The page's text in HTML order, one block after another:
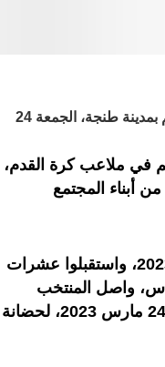
حرص لاعبو المنتخب الوطني المغربي لكرة القدم لكرة القدم، خلال حلولهم بمدينة طنجة، الجمعة 24
في ملاعب كرة القدم،
أبناء المجتمع
وبعد أن زاروا نزلاء السجن المحلي بمدينة سلا، الثلاثاء 21 مارس 2023، واستقبلوا عشرات
واصل المنتخب
الوطني تألقه في الجانب الإنساني، من خلال زيارته، عصر الجمعة 24 مارس 2023، لحضانة